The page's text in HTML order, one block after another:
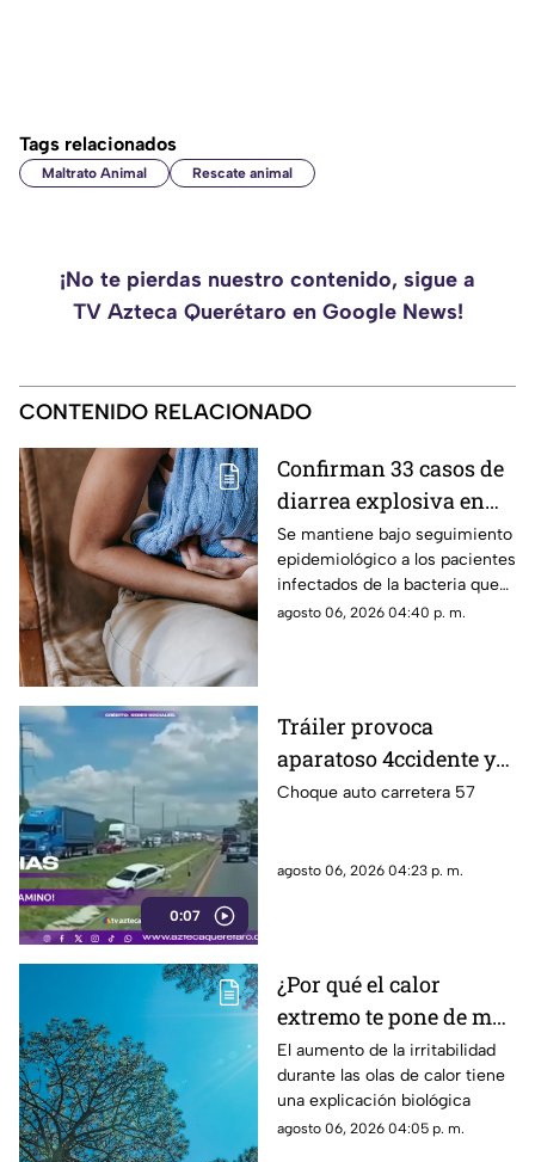
Tags relacionados
Maltrato Animal Rescate animal
¡No te pierdas nuestro contenido, sigue a
TV Azteca Querétaro en Google News!
CONTENIDO RELACIONADO
Confirman 33 casos de
diarrea explosiva en
México: autoridades de
salud emiten
recomendaciones
Se mantiene bajo seguimiento
epidemiológico a los pacientes
infectados de la bacteria que
provoca diarrea explosiva en
agosto 06, 2026 04:40 p. m.
0:07
Tráiler provoca
aparatoso 4ccidente y
desaparece en la
Choque auto carretera 57
agosto 06, 2026 04:23 p. m.
¿Por qué el calor
extremo te pone de mal
humor y te agota? Los
efectos reales de las
altas temperaturas en
el cuerpo
El aumento de la irritabilidad
durante las olas de calor tiene
una explicación biológica
agosto 06, 2026 04:05 p. m.